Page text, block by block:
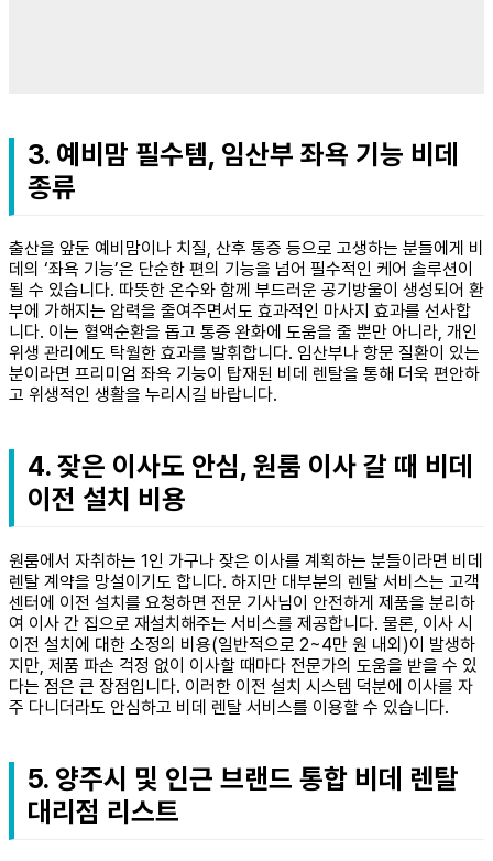
3. 예비맘 필수템, 임산부 좌욕 기능 비데
종류
출산을 앞둔 예비맘이나 치질, 산후 통증 등으로 고생하는 분들에게 비
데의 ‘좌욕 기능’은 단순한 편의 기능을 넘어 필수적인 케어 솔루션이
될 수 있습니다. 따뜻한 온수와 함께 부드러운 공기방울이 생성되어 환
부에 가해지는 압력을 줄여주면서도 효과적인 마사지 효과를 선사합
니다. 이는 혈액순환을 돕고 통증 완화에 도움을 줄 뿐만 아니라, 개인
위생 관리에도 탁월한 효과를 발휘합니다. 임산부나 항문 질환이 있는
분이라면 프리미엄 좌욕 기능이 탑재된 비데 렌탈을 통해 더욱 편안하
고 위생적인 생활을 누리시길 바랍니다.
4. 잦은 이사도 안심, 원룸 이사 갈 때 비데
이전 설치 비용
원룸에서 자취하는 1인 가구나 잦은 이사를 계획하는 분들이라면 비데
렌탈 계약을 망설이기도 합니다. 하지만 대부분의 렌탈 서비스는 고객
센터에 이전 설치를 요청하면 전문 기사님이 안전하게 제품을 분리하
여 이사 간 집으로 재설치해주는 서비스를 제공합니다. 물론, 이사 시
이전 설치에 대한 소정의 비용(일반적으로 2~4만 원 내외)이 발생하
지만, 제품 파손 걱정 없이 이사할 때마다 전문가의 도움을 받을 수 있
다는 점은 큰 장점입니다. 이러한 이전 설치 시스템 덕분에 이사를 자
주 다니더라도 안심하고 비데 렌탈 서비스를 이용할 수 있습니다.
5. 양주시 및 인근 브랜드 통합 비데 렌탈
대리점 리스트